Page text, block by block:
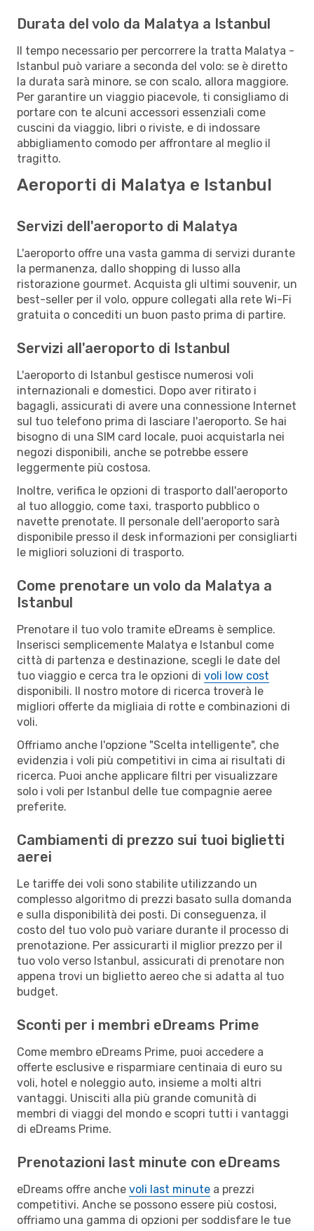
Durata del volo da Malatya a Istanbul
Il tempo necessario per percorrere la tratta Malatya -
Istanbul può variare a seconda del volo: se è diretto
la durata sarà minore, se con scalo, allora maggiore.
Per garantire un viaggio piacevole, ti consigliamo di
portare con te alcuni accessori essenziali come
cuscini da viaggio, libri o riviste, e di indossare
abbigliamento comodo per affrontare al meglio il
tragitto.
Aeroporti di Malatya e Istanbul
Servizi dell'aeroporto di Malatya
L'aeroporto offre una vasta gamma di servizi durante
la permanenza, dallo shopping di lusso alla
ristorazione gourmet. Acquista gli ultimi souvenir, un
best-seller per il volo, oppure collegati alla rete Wi-Fi
gratuita o concediti un buon pasto prima di partire.
Servizi all'aeroporto di Istanbul
L'aeroporto di Istanbul gestisce numerosi voli
internazionali e domestici. Dopo aver ritirato i
bagagli, assicurati di avere una connessione Internet
sul tuo telefono prima di lasciare l'aeroporto. Se hai
bisogno di una SIM card locale, puoi acquistarla nei
negozi disponibili, anche se potrebbe essere
leggermente più costosa.
Inoltre, verifica le opzioni di trasporto dall'aeroporto
al tuo alloggio, come taxi, trasporto pubblico o
navette prenotate. Il personale dell'aeroporto sarà
disponibile presso il desk informazioni per consigliarti
le migliori soluzioni di trasporto.
Come prenotare un volo da Malatya a
Istanbul
Prenotare il tuo volo tramite eDreams è semplice.
Inserisci semplicemente Malatya e Istanbul come
città di partenza e destinazione, scegli le date del
tuo viaggio e cerca tra le opzioni di voli low cost
disponibili. Il nostro motore di ricerca troverà le
migliori offerte da migliaia di rotte e combinazioni di
voli.
Offriamo anche l'opzione "Scelta intelligente", che
evidenzia i voli più competitivi in cima ai risultati di
ricerca. Puoi anche applicare filtri per visualizzare
solo i voli per Istanbul delle tue compagnie aeree
preferite.
Cambiamenti di prezzo sui tuoi biglietti
aerei
Le tariffe dei voli sono stabilite utilizzando un
complesso algoritmo di prezzi basato sulla domanda
e sulla disponibilità dei posti. Di conseguenza, il
costo del tuo volo può variare durante il processo di
prenotazione. Per assicurarti il miglior prezzo per il
tuo volo verso Istanbul, assicurati di prenotare non
appena trovi un biglietto aereo che si adatta al tuo
budget.
Sconti per i membri eDreams Prime
Come membro eDreams Prime, puoi accedere a
offerte esclusive e risparmiare centinaia di euro su
voli, hotel e noleggio auto, insieme a molti altri
vantaggi. Unisciti alla più grande comunità di
membri di viaggi del mondo e scopri tutti i vantaggi
di eDreams Prime.
Prenotazioni last minute con eDreams
eDreams offre anche voli last minute a prezzi
competitivi. Anche se possono essere più costosi,
offriamo una gamma di opzioni per soddisfare le tue